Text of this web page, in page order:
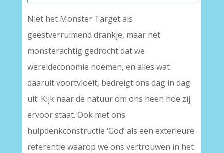
Niet het Monster Target als
geestverruimend drankje, maar het
monsterachtig gedrocht dat we
wereldeconomie noemen, en alles wat
daaruit voortvloeit, bedreigt ons dag in dag
uit. Kijk naar de natuur om ons heen hoe zij
ervoor staat. Ook met ons
hulpdenkconstructie ‘God’ als een exterieure
referentie waarop we ons vertrouwen in het